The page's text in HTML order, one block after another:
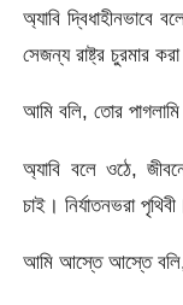
অ্যাবি দ্বিধাহীনভাবে
সেজন্য রাষ্ট্র চুরমার
আমি বলি, তোর
অ্যাবি বলে ওঠে,
চাই। নির্যাতনভরা
আমি আস্তে আস্তে